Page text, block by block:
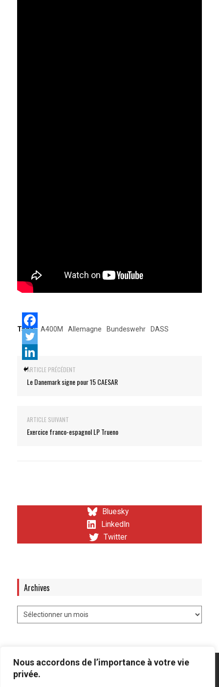
Nous accordons de l’importance à votre vie
privée.
Tags: A400M Allemagne Bundeswehr DASS
ARTICLE PRÉCÉDENT
Le Danemark signe pour 15 CAESAR
ARTICLE SUIVANT
Exercice franco-espagnol LP Trueno
Bluesky
LinkedIn
Twitter
Archives